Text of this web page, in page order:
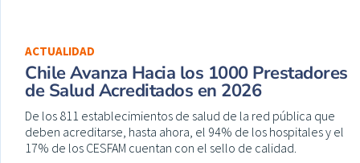
ACTUALIDAD
Chile Avanza Hacia los 1000 Prestadores
de Salud Acreditados en 2026
De los 811 establecimientos de salud de la red pública que
deben acreditarse, hasta ahora, el 94% de los hospitales y el
17% de los CESFAM cuentan con el sello de calidad.